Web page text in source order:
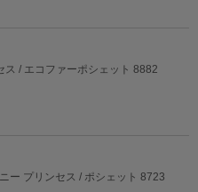
ス / エコファーポシェット 8882
ー プリンセス / ポシェット 8723